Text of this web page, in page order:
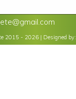
2015 - 2026 | Designed by: